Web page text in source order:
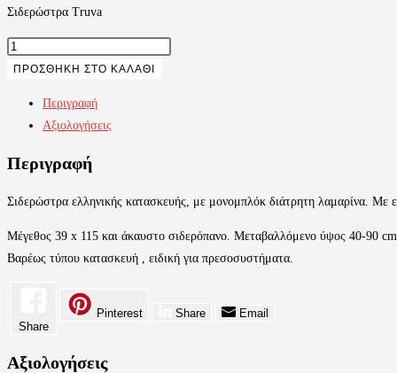
Σιδερώστρα Truva
Σιδερώστρα
Truva
ΠΡΟΣΘΉΚΗ ΣΤΟ ΚΑΛΆΘΙ
Περιγραφή
Αξιολογήσεις
Περιγραφή
Σιδερώστρα ελληνικής κατασκευής, με μονομπλόκ διάτρητη λαμαρίνα. Με
Μέγεθος 39 x 115 και άκαυστο σιδερόπανο. Μεταβαλλόμενο ύψος 40-90
Βαρέως τύπου κατασκευή , ειδική για πρεσοσυστήματα.
Share
Pinterest Share Email
Αξιολογήσεις